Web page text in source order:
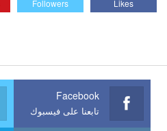
Likes
Followers
Facebook
تابعنا على فيسبوك